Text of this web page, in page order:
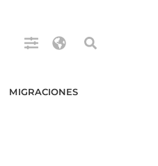
MIGRACIONES